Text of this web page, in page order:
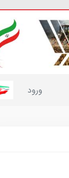
ورود